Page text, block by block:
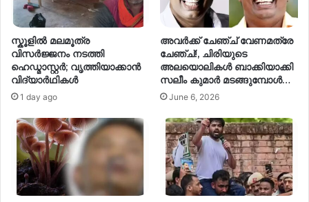
സ്കൂളിൽ മലമൂത്ര
വിസർജ്ജനം നടത്തി
ഹെഡ്മാസ്റ്റർ; വൃത്തിയാക്കാൻ
വിദ്യാർഥികൾ
1 day ago
അവർക്ക് ചേഞ്ച് വേണമത്രേ
ചേഞ്ച്!, ചിരിയുടെ
അലയൊലികൾ ബാക്കിയാക്കി
സലീം കുമാർ മടങ്ങുമ്പോൾ…
June 6, 2026